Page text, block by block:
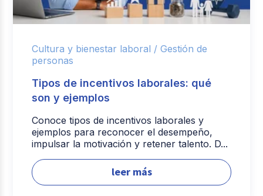
Cultura y bienestar laboral / Gestión de
personas
Tipos de incentivos laborales: qué
son y ejemplos
Conoce tipos de incentivos laborales y
ejemplos para reconocer el desempeño,
impulsar la motivación y retener talento. D...
leer más